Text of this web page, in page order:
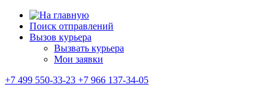
Поиск отправлений
Вызов курьера
Вызвать курьера
Мои заявки
+7 499 550-33-23 +7 966 137-34-05